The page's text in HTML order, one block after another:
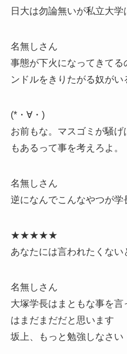
日大は勿論無いが私立大学
名無しさん
事態が下火になってきて
ンドルをきりたがる奴がい
(*・∀・)ゞ
お前もな。マスゴミが騒
もあるって事を考えろよ。
名無しさん
逆になんでこんなやつが学
★★★★★
あなたには言われたくない
名無しさん
大塚学長はまともな事を
はまだまだだと思います
坂上、もっと勉強しなさい